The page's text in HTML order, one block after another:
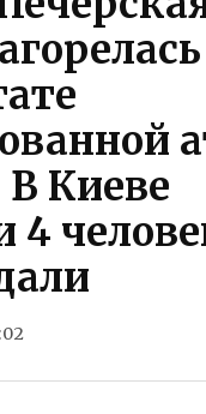
В Киеве
4